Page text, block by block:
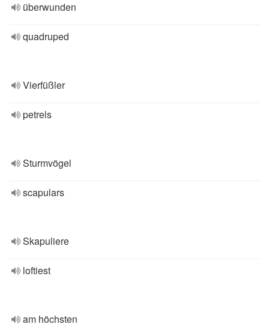
überwunden
quadruped
Vierfüßler
petrels
Sturmvögel
scapulars
Skapuliere
loftiest
am höchsten